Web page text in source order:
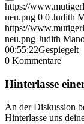
https://
neu.png 0 0 Judith
https://
neu.png Judith
00:55:22Gespiegelt
0 Kommentare
Hinterlasse
An der Diskussion
Hinterlasse uns